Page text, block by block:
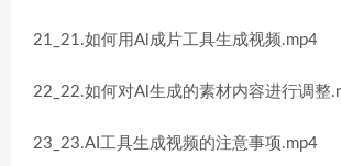
21_21.如何用Al成片工具生成视频.mp4
22_22.如何对Al生成的素材内容进行调整
23_23.AI工具生成视频的注意事项.mp4